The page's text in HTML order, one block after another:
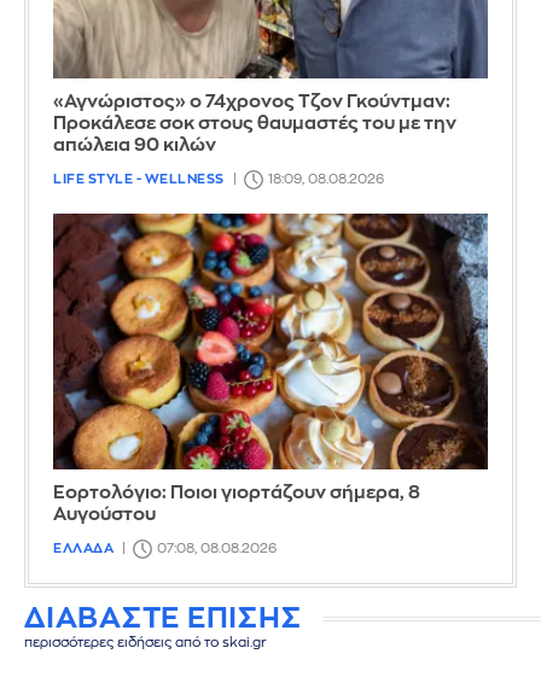
«Αγνώριστος» ο 74χρονος Τζον Γκούντμαν:
Προκάλεσε σοκ στους θαυμαστές του με την
απώλεια 90 κιλών
LIFE STYLE - WELLNESS 18:09, 08.08.2026
Εορτολόγιο: Ποιοι γιορτάζουν σήμερα, 8
Αυγούστου
ΕΛΛΑΔΑ 07:08, 08.08.2026
ΔΙΑΒΑΣΤΕ ΕΠΙΣΗΣ
περισσότερες ειδήσεις από το skai.gr